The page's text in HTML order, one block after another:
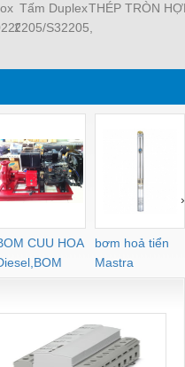
Tấm Duplex
2205/S32205,
2304/S32304.
THÉP TRÒN
CUU HOA
CHAY
bơm hoả tiển
Mastra
›